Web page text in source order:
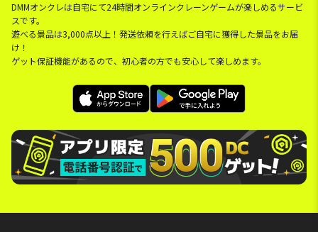
DMMオンクレは自宅にて24時間オンラインクレーンゲームが楽しめるサービ
スです。
遊べる景品は3,000点以上！発送依頼を行えばご自宅に獲得した景品をお届
け！
ゲット保証機能があるので、初心者の方でも安心して楽しめます。